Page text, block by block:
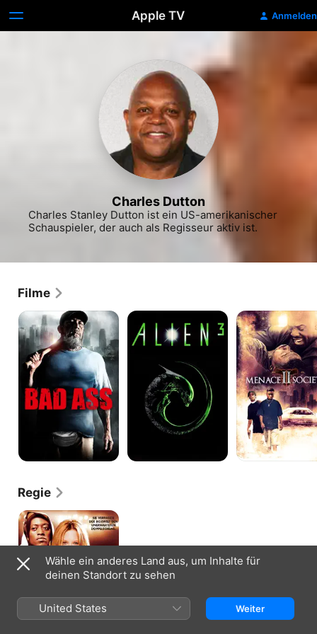
Apple TV Anmelden
Charles Dutton
Charles Stanley Dutton ist ein US-amerikanischer
Schauspieler, der auch als Regisseur aktiv ist.
Filme
Bad
Ass
Alien
Menace
II
Society
Regie
Die
Promoterin
Wähle ein anderes Land aus, um Inhalte für
deinen Standort zu sehen
United States Weiter